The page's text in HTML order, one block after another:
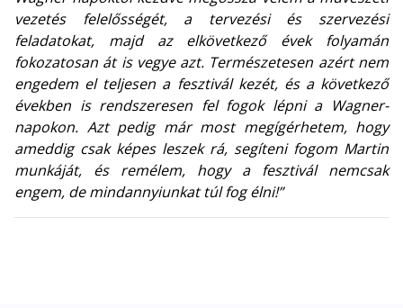
vezetés felelősségét, a tervezési és szervezési
feladatokat, majd az elkövetkező évek folyamán
fokozatosan át is vegye azt. Természetesen azért nem
engedem el teljesen a fesztivál kezét, és a következő
években is rendszeresen fel fogok lépni a Wagner-
napokon. Azt pedig már most megígérhetem, hogy
ameddig csak képes leszek rá, segíteni fogom Martin
munkáját, és remélem, hogy a fesztivál nemcsak
engem, de mindannyiunkat túl fog élni!”